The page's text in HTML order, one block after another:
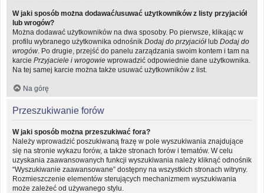
W jaki sposób można dodawać/usuwać użytkowników z listy przyjaciół
lub wrogów?
Można dodawać użytkowników na dwa sposoby. Po pierwsze, klikając w
profilu wybranego użytkownika odnośnik Dodaj do przyjaciół lub Dodaj do
wrogów . Po drugie, przejść do panelu zarządzania swoim kontem i tam na
karcie Przyjaciele i wrogowie wprowadzić odpowiednie dane użytkownika.
Na tej samej karcie można także usuwać użytkowników z list.
Na górę
Przeszukiwanie forów
W jaki sposób można przeszukiwać fora?
Należy wprowadzić poszukiwaną frazę w pole wyszukiwania znajdujące
się na stronie wykazu forów, a także stronach forów i tematów. W celu
uzyskania zaawansowanych funkcji wyszukiwania należy kliknąć odnośnik
“Wyszukiwanie zaawansowane” dostępny na wszystkich stronach witryny.
Rozmieszczenie elementów sterujących mechanizmem wyszukiwania
może zależeć od używanego stylu.